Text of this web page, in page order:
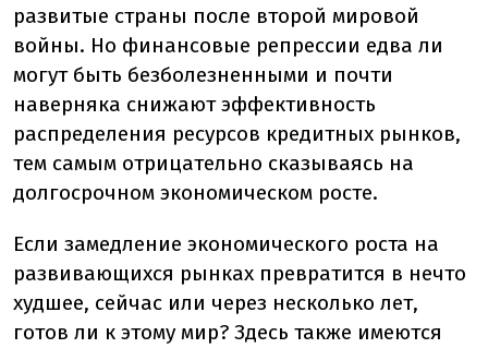
развитые страны после второй мировой
войны. Но финансовые репрессии едва ли
могут быть безболезненными и почти
наверняка снижают эффективность
распределения ресурсов кредитных рынков,
тем самым отрицательно сказываясь на
долгосрочном экономическом росте.
Если замедление экономического роста на
развивающихся рынках превратится в нечто
худшее, сейчас или через несколько лет,
готов ли к этому мир? Здесь также имеются